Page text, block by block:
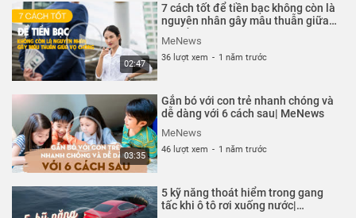
02:47
7 cách tốt để tiền bạc không còn là
nguyên nhân gây mâu thuẫn giữa
MeNews
36 lượt xem - 1 năm trước
03:35
Gắn bó với con trẻ nhanh chóng và
dễ dàng với 6 cách sau| MeNews
MeNews
46 lượt xem - 1 năm trước
5 kỹ năng thoát hiểm trong gang
tấc khi ô tô rơi xuống nước|